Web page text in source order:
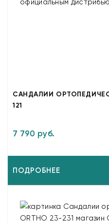
САНДАЛИИ
121
7 790 руб.
ПОДРОБНЕЕ